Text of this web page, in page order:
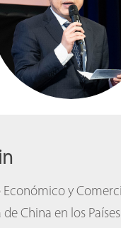
Económico y
China en los